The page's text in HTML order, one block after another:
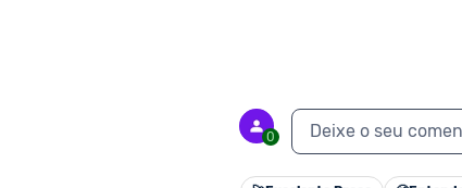
0 Deixe o seu